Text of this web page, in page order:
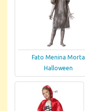
Fato Menina Morta
Halloween